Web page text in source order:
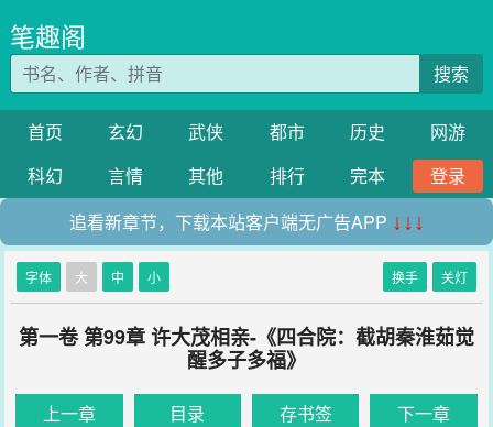
笔趣阁
搜索
首页 玄幻 武侠 都市 历史
网游
科幻
言情 其他 排行 完本
登录
追看新章节，下载本站客户端无广告APP ↓↓↓
字体 大 中 小 换手 关灯
第一卷 第99章 许大茂相亲-《四合院：截胡秦淮茹觉
醒多子多福》
上一章 目录 存书签 下一章